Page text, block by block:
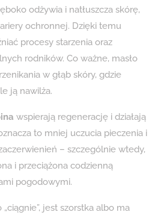
odżywia i natłuszcza skórę,
ochronnej. Dzięki temu
procesy starzenia oraz
rodników. Co ważne, masło
w głąb skóry, gdzie
ją nawilża.
wspierają regenerację i działają
to mniej uczucia pieczenia i
– szczególnie wtedy,
i przeciążona codzienną
pogodowymi.
jest szorstka albo ma